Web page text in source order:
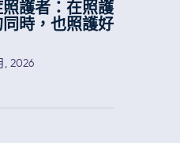
護者：在照護
時，也照護好
, 2026